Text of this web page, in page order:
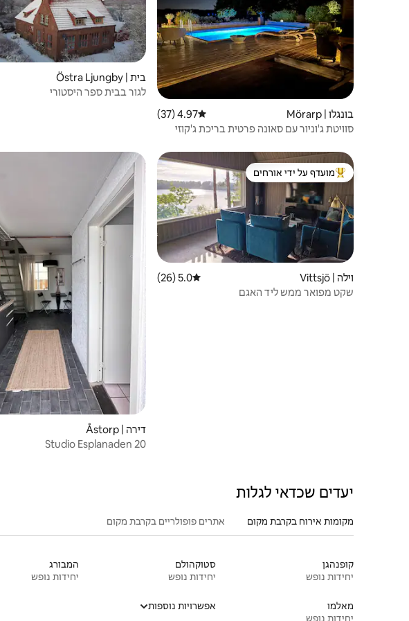
בונגלו | Mörarp דירוג ממוצע של 4.97 מתוך 5, 37 ביקורות
4.97 (37)
סוויטת ג'וניור עם סאונה פרטית בריכת ג'קוזי
בית | Östra Ljungby
לגור בבית ספר היסטורי
מוביל בקרב נכסים מועדפים על ידי אורחים
מועדף על ידי אורחים
וילה | Vittsjö דירוג ממוצע של 5.0 מתוך 5, 26 ביקורות
5.0 (26)
שקט מפואר ממש ליד האגם
דירה | Åstorp
Studio Esplanaden 20
יעדים שכדאי לגלות
מקומות אירוח בקרבת מקום אתרים פופולריים בקרבת מקום
קופנהגן
יחידות נופש
סטוקהולם
יחידות נופש
המבורג
יחידות נופש
מאלמו
יחידות נופש
אפשרויות נוספות